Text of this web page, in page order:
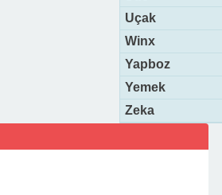
Uçak
Winx
Yapboz
Yemek
Zeka